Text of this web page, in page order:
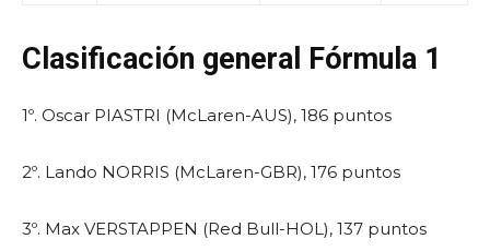
Clasificación general Fórmula 1
1º. Oscar PIASTRI (McLaren-AUS), 186 puntos
2º. Lando NORRIS (McLaren-GBR), 176 puntos
3º. Max VERSTAPPEN (Red Bull-HOL), 137 puntos